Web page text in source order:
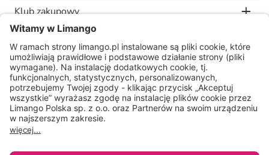
Klub zakupowy